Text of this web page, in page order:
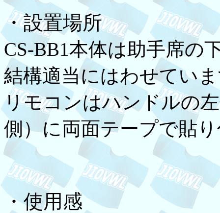
・設置場所
CS-BB1本体は助手席の
結構適当にはわせてい
リモコンはハンドルの
側）に両面テープで貼
・使用感